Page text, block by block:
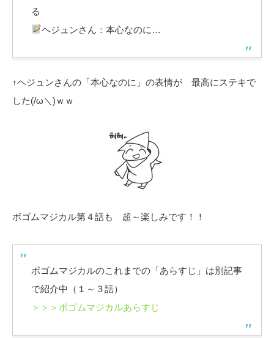
る
ヘジュンさん：本心なのに…
↑ヘジュンさんの「本心なのに」の表情が 最高にステキで
した(/ω＼)ｗｗ
ボゴムマジカル第４話も 超～楽しみです！！
ボゴムマジカルのこれまでの「あらすじ」は別記事
で紹介中（１～３話）
＞＞＞ボゴムマジカルあらすじ